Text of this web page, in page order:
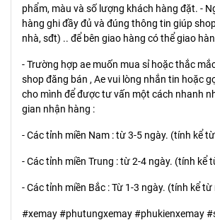
phẩm, màu và số lượng khách hàng đặt. -
hàng ghi đầy đủ và đúng thông tin giúp
nhà, sđt) .. để bên giao hàng có thể giao
- Trường hợp ae muốn mua sỉ hoặc thắc
shop đăng bán , Ae vui lòng nhắn tin hoặc
cho mình để được tư vấn một cách nhanh
gian nhận hàng :
- Các tỉnh miền Nam : từ 3-5 ngày. (tính kể
- Các tỉnh miền Trung : từ 2-4 ngày. (tính kể
- Các tỉnh miền Bắc : Từ 1-3 ngày. (tính kể
#xemay #phutungxemay #phukienxemay